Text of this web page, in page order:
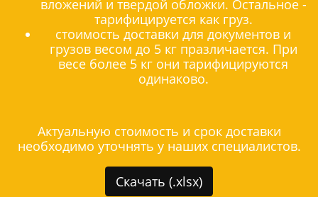
вложений и твердой обложки. Остальное -
тарифицируется как груз.
стоимость доставки для документов и
грузов весом до 5 кг празличается. При
весе более 5 кг они тарифицируются
одинаково.
Актуальную стоимость и срок доставки
необходимо уточнять у наших специалистов.
Скачать (.xlsx)